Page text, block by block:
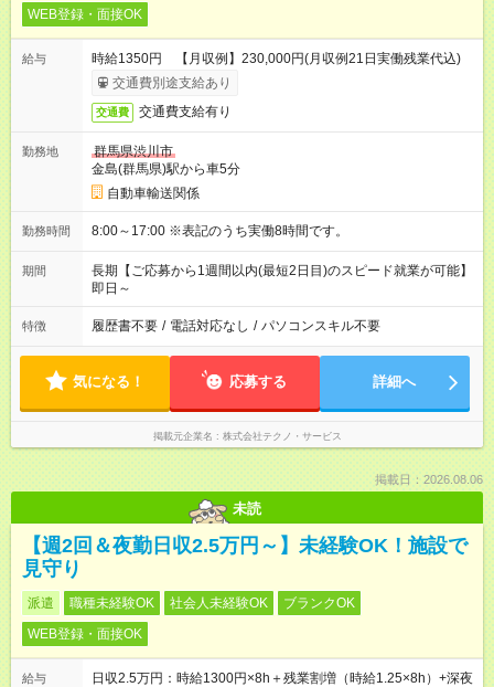
WEB登録・面接OK
給与
時給1350円 【月収例】230,000円(月収例21日実働残業代込)
交通費別途支給あり
交通費 交通費支給有り
勤務地
群馬県渋川市
金島(群馬県)駅から車5分
自動車輸送関係
勤務時間 8:00～17:00 ※表記のうち実働8時間です。
期間
長期【ご応募から1週間以内(最短2日目)のスピード就業が可能】
即日～
特徴 履歴書不要 / 電話対応なし / パソコンスキル不要
気になる！ 応募する 詳細へ
掲載元企業名 株式会社テクノ・サービス
掲載日：2026.08.06
未読
【週2回＆夜勤日収2.5万円～】未経験OK！施設で
見守り
派遣 職種未経験OK 社会人未経験OK
ブランクOK
WEB登録・面接OK
給与
日収2.5万円：時給1300円×8h＋残業割増（時給1.25×8h）+深夜